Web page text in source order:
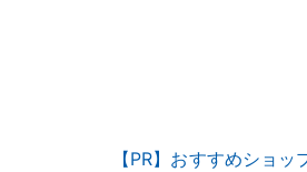
【PR】おすすめショッ